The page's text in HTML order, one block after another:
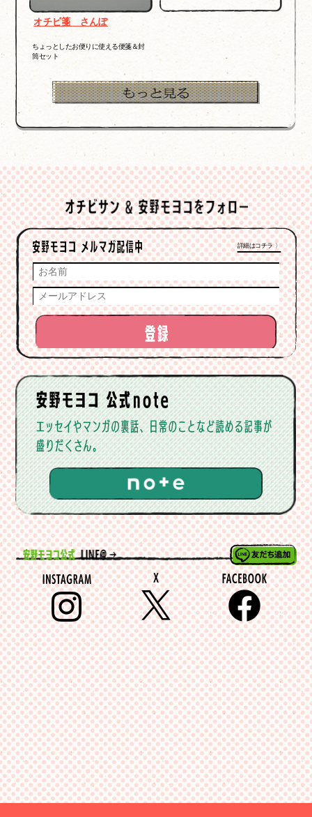
オチビ箋 さんぽ
ちょっとしたお便りに使える便箋＆封
筒セット
詳細はコチラ 〉